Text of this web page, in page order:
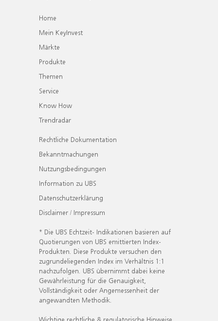
Home
Mein KeyInvest
Märkte
Produkte
Themen
Service
Know How
Trendradar
Rechtliche Dokumentation
Bekanntmachungen
Nutzungsbedingungen
Information zu UBS
Datenschutzerklärung
Disclaimer / Impressum
* Die UBS Echtzeit- Indikationen basieren auf
Quotierungen von UBS emittierten Index-
Produkten. Diese Produkte versuchen den
zugrundeliegenden Index im Verhältnis 1:1
nachzufolgen. UBS übernimmt dabei keine
Gewährleistung für die Genauigkeit,
Vollständigkeit oder Angemessenheit der
angewandten Methodik.